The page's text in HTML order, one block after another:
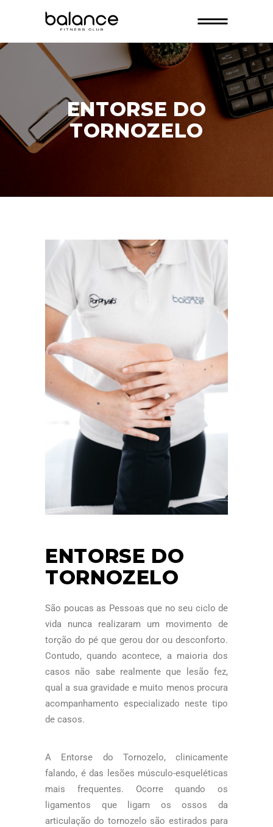
ENTORSE DO
TORNOZELO
ENTORSE DO
TORNOZELO
São poucas as Pessoas que no seu ciclo de
vida nunca realizaram um movimento de
torção do pé que gerou dor ou desconforto.
Contudo, quando acontece, a maioria dos
casos não sabe realmente que lesão fez,
qual a sua gravidade e muito menos procura
acompanhamento especializado neste tipo
de casos.
A Entorse do Tornozelo, clinicamente
falando, é das lesões músculo-esqueléticas
mais frequentes. Ocorre quando os
ligamentos que ligam os ossos da
articulação do tornozelo são estirados para